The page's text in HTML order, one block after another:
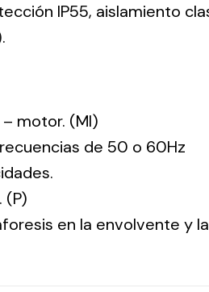
IP55, aislamiento
– motor. (MI)
de 50 o 60Hz
(P)
en la envolvente y